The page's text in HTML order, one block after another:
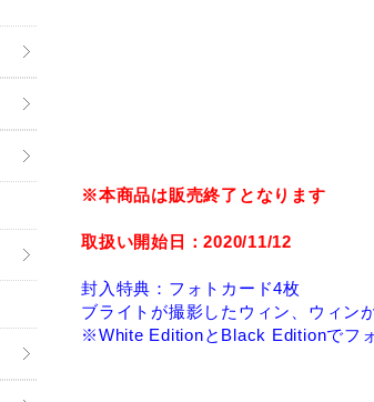
※本商品は販売終了となります
取扱い開始日：2020/11/12
封入特典：フォトカード4枚
ブライトが撮影したウィン、ウィン
※White EditionとBlack Editionでフ